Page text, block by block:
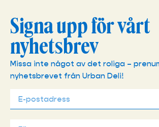
Signa upp för vårt
nyhetsbrev
Missa inte något av det roliga –
nyhetsbrevet från Urban Deli!